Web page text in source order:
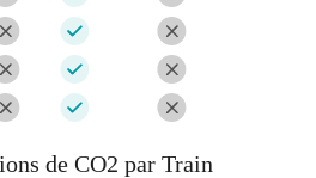
de CO2 par Train